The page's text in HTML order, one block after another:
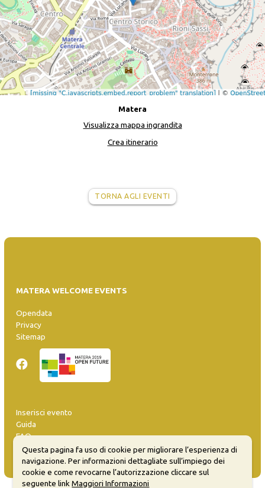
Matera
Visualizza mappa ingrandita
Crea itinerario
TORNA AGLI EVENTI
MATERA WELCOME EVENTS
Opendata
Privacy
Sitemap
Inserisci evento
Guida
FAQ
info@materaevents.it
Questa pagina fa uso di cookie per migliorare l’esperienza di
navigazione. Per informazioni dettagliate sull’impiego dei
cookie e come revocarne l’autorizzazione cliccare sul
seguente linkMaggiori Informazioni